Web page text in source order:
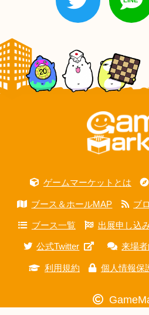
ゲームマーケットとは
ブース＆ホールMAP ブ
ブース一覧 出展申し込
公式Twitter 来場
利用規約 個人情報保